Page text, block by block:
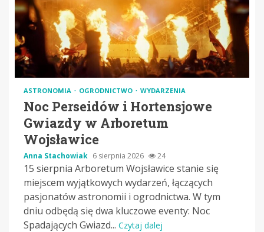
ASTRONOMIA OGRODNICTWO WYDARZENIA
Noc Perseidów i Hortensjowe
Gwiazdy w Arboretum
Wojsławice
Anna Stachowiak 6 sierpnia 2026 24
15 sierpnia Arboretum Wojsławice stanie się
miejscem wyjątkowych wydarzeń, łączących
pasjonatów astronomii i ogrodnictwa. W tym
dniu odbędą się dwa kluczowe eventy: Noc
Spadających Gwiazd... Czytaj dalej